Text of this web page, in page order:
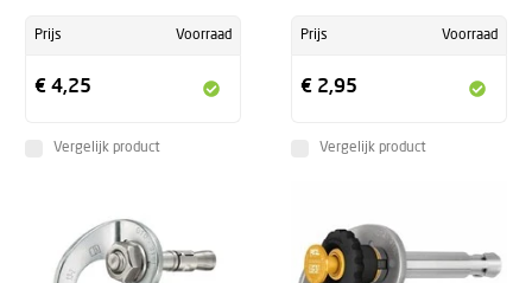
Prijs Voorraad
€ 4,25
Vergelijk product
Prijs Voorraad
€ 2,95
Vergelijk product